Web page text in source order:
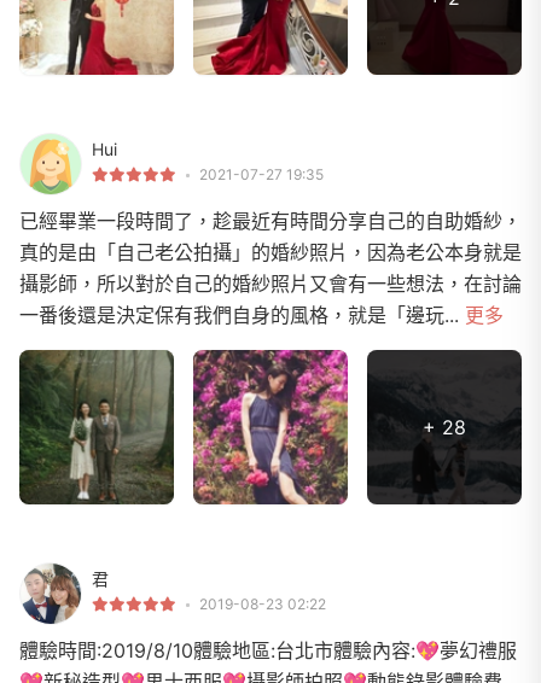
Hui
2021-07-27 19:35
已經畢業一段時間了，趁最近有時間分享自己的自助婚紗，
真的是由「自己老公拍攝」的婚紗照片，因為老公本身就是
攝影師，所以對於自己的婚紗照片又會有一些想法，在討論
一番後還是決定保有我們自身的風格，就是「邊玩... 更多
+ 28
君
2019-08-23 02:22
體驗時間:2019/8/10體驗地區:台北市體驗內容:💖夢幻禮服